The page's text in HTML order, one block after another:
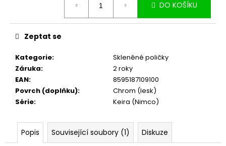
DO KOŠÍKU
Kategorie:
Skleněné poličky
Záruka:
2 roky
EAN:
8595187109100
Povrch (doplňku):
Chrom (lesk)
Série: Keira (Nimco)
Zeptat se
Popis Související soubory (1) Diskuze